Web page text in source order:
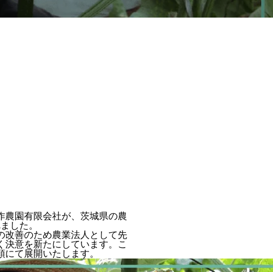
農園有限会社が、茨城県の農
した。
改善のため農業法人として先
意を新たにしています。こ
て展開いたします。